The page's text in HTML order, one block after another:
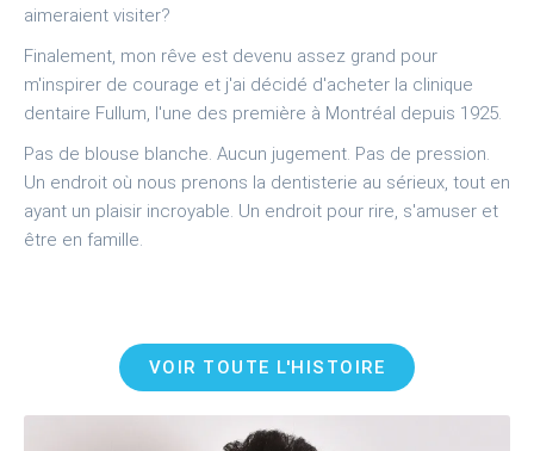
aimeraient visiter?
Finalement, mon rêve est devenu assez grand pour
m'inspirer de courage et j'ai décidé d'acheter la clinique
dentaire Fullum, l'une des première à Montréal depuis 1925.
Pas de blouse blanche. Aucun jugement. Pas de pression.
Un endroit où nous prenons la dentisterie au sérieux, tout en
ayant un plaisir incroyable. Un endroit pour rire, s'amuser et
être en famille.
VOIR TOUTE L'HISTOIRE